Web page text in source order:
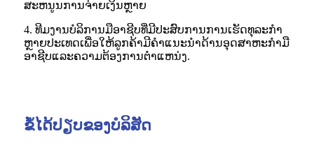
ສະຫນູນການຈ່າຍເງິນຫຼາຍ
4. ທີມງານບໍລິການມືອາຊີບທີ່ມີປະສົບການການເຮັດທຸລະກໍາ
ຫຼາຍປະເທດເພື່ອໃຫ້ລູກຄ້າມີຄໍາແນະນໍາດ້ານອຸດສາຫະກໍາມື
ອາຊີບແລະຄວາມຕ້ອງການຕໍາແຫນ່ງ.
ຂໍ້ໄດ້ປຽບຂອງບໍລິສັດ